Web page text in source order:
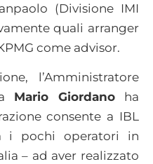
(Divisione IMI
quali arranger
come advisor.
l’Amministratore
Mario Giordano ha
consente a IBL
i pochi operatori in
– ad aver realizzato